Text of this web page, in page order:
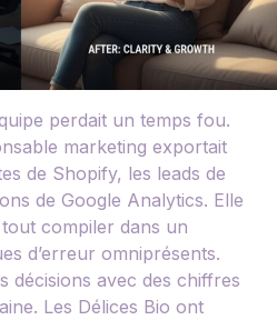
perdait un temps fou.
marketing exportait
de Shopify, les leads de
de Google Analytics. Elle
compiler dans un
d’erreur omniprésents.
décisions avec des chiffres
Les Délices Bio ont